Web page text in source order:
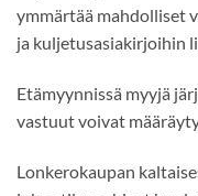
ymmärtää mahdolliset
ja kuljetusasiakirjoihin
Etämyynnissä myyjä
vastuut voivat
Lonkerokaupan